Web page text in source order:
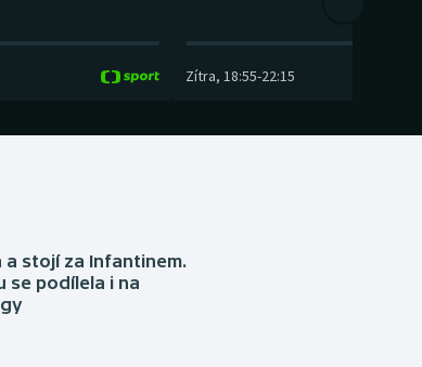
Zítra, 18:55-22:15
a stojí za Infantinem.
se podílela i na